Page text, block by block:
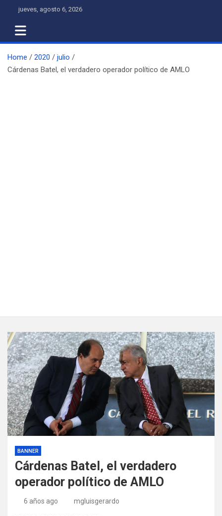
content
jueves, agosto 6, 2026
Home 2020
julio
Cárdenas Batel, el verdadero operador político de AMLO
BANNER
Cárdenas Batel, el verdadero
operador político de AMLO
6 años ago mgluisgerardo